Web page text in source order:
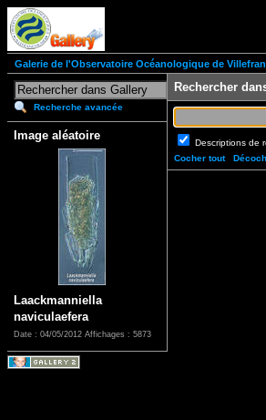
Galerie de l'Observatoire Océanologique de
Recherche avancée
Image aléatoire
Laackmanniella
naviculaefera
Date : 04/05/2012 Affichages : 5873
Rechercher
Descriptions de
Cocher tout